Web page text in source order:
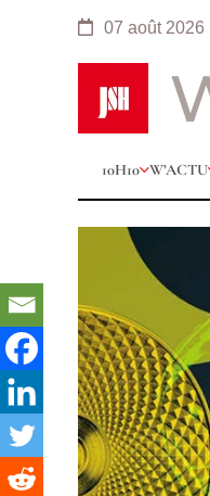
07 août 2026
10H10 W’ACTU